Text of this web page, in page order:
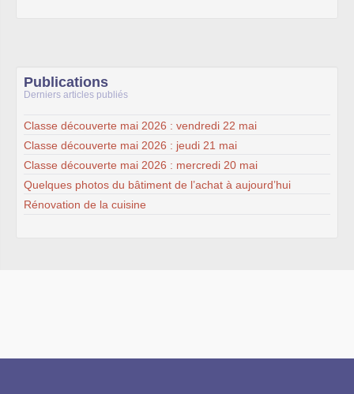
Publications
Derniers articles publiés
Classe découverte mai 2026 : vendredi 22 mai
Classe découverte mai 2026 : jeudi 21 mai
Classe découverte mai 2026 : mercredi 20 mai
Quelques photos du bâtiment de l’achat à aujourd’hui
Rénovation de la cuisine